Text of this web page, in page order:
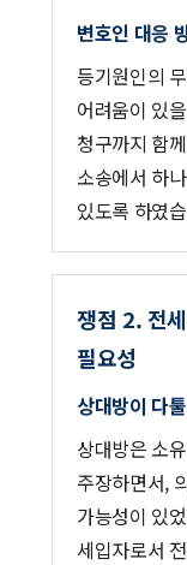
변호인 대응
등기원인의
어려움이 있
청구까지 함
소송에서 하
있도록 하였
쟁점 2. 전
필요성
상대방이 다
상대방은 소
주장하면서,
가능성이 있
세입자로서